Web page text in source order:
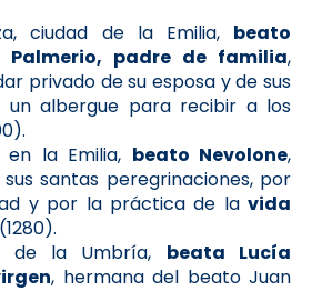
ciudad de la Emilia, beato
Palmerio, padre de familia,
privado de su esposa y de sus
un albergue para recibir a los
en la Emilia, beato Nevolone,
santas peregrinaciones, por
y por la práctica de la vida
(1280).
de la Umbría, beata Lucía
, hermana del beato Juan